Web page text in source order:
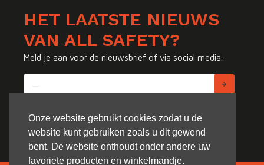
Onze website gebruikt cookies zodat u de
website kunt gebruiken zoals u dit gewend
bent. De website onthoudt onder andere uw
favoriete producten en winkelmandje.
HET LAATSTE NIEUWS
VAN ALL SAFETY?
Meld je aan voor de nieuwsbrief of via social media.